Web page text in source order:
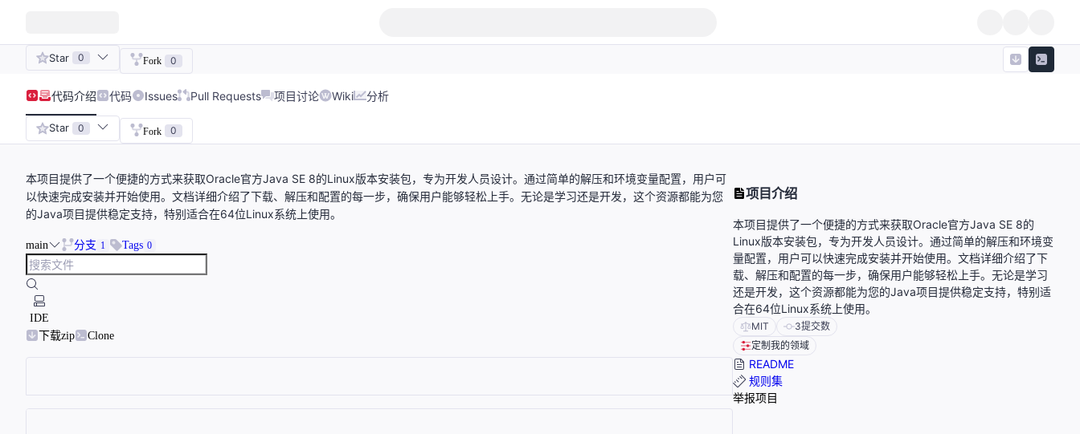
Star 0 Fork 0
代码介绍 代码 Issues Pull Requests 项目讨论 Wiki 分析
Star 0 Fork 0
本项目提供了一个便捷的方式来获取Oracle官方Java SE 8的Linux版本安装包，专为开发人员设计。通过简单的解压和环境变量配置，用户可
以快速完成安装并开始使用。文档详细介绍了下载、解压和配置的每一步，确保用户能够轻松上手。无论是学习还是开发，这个资源都能为您
的Java项目提供稳定支持，特别适合在64位Linux系统上使用。
main 分支 1 Tags 0
IDE
下载zip
Clone
项目介绍
本项目提供了一个便捷的方式来获取Oracle官方Java SE 8的
Linux版本安装包，专为开发人员设计。通过简单的解压和环境变
量配置，用户可以快速完成安装并开始使用。文档详细介绍了下
载、解压和配置的每一步，确保用户能够轻松上手。无论是学习
还是开发，这个资源都能为您的Java项目提供稳定支持，特别适
合在64位Linux系统上使用。
MIT 3提交数
定制我的领域
README
规则集
举报项目